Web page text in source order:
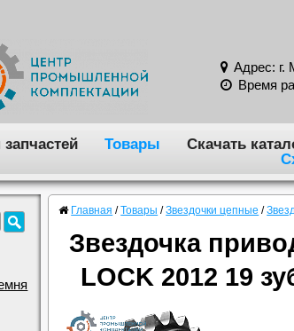
Адрес: г.
Время
Товары Скачать
Главная / Товары / Звездочки цепные /
Звездочка
LOCK 2012 19